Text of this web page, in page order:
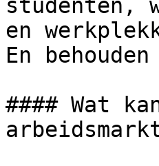
studenten,
en
En
#### Wat